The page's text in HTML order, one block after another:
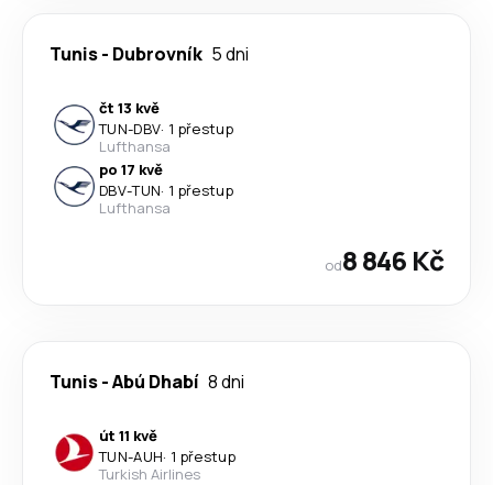
Tunis- Dubrovník 5 dni
čt 13 kvě
TUN-DBV· 1 přestup
Lufthansa
po 17 kvě
DBV-TUN· 1 přestup
Lufthansa
od8 846 Kč
Tunis-Abú Dhabí 8 dni
út 11 kvě
TUN-AUH· 1 přestup
Turkish Airlines